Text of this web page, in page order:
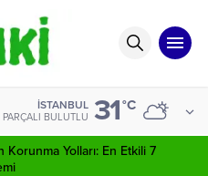
İSTANBUL
PARÇALI BULUTLU 31°C
Korunma Yolları: En Etkili 7